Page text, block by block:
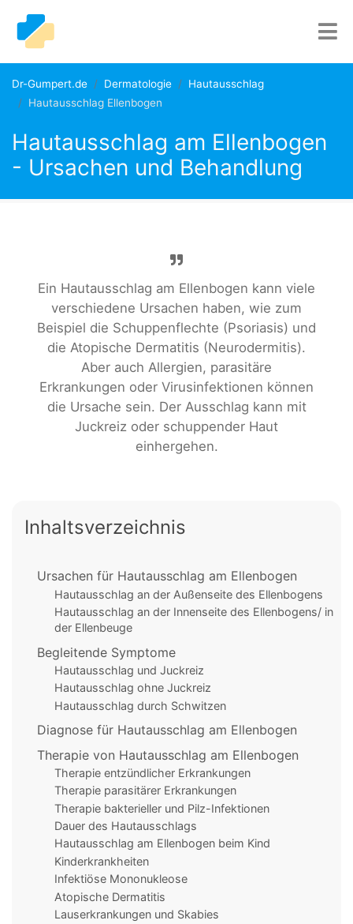
Dr-Gumpert.de Dermatologie
Hautausschlag
Hautausschlag Ellenbogen
Hautausschlag am Ellenbogen
- Ursachen und Behandlung
Ein Hautausschlag am Ellenbogen kann viele
verschiedene Ursachen haben, wie zum
Beispiel die Schuppenflechte (Psoriasis) und
die Atopische Dermatitis (Neurodermitis).
Aber auch Allergien, parasitäre
Erkrankungen oder Virusinfektionen können
die Ursache sein. Der Ausschlag kann mit
Juckreiz oder schuppender Haut
einhergehen.
Inhaltsverzeichnis
Ursachen für Hautausschlag am Ellenbogen
Hautausschlag an der Außenseite des Ellenbogens
Hautausschlag an der Innenseite des Ellenbogens/ in
der Ellenbeuge
Begleitende Symptome
Hautausschlag und Juckreiz
Hautausschlag ohne Juckreiz
Hautausschlag durch Schwitzen
Diagnose für Hautausschlag am Ellenbogen
Therapie von Hautausschlag am Ellenbogen
Therapie entzündlicher Erkrankungen
Therapie parasitärer Erkrankungen
Therapie bakterieller und Pilz-Infektionen
Dauer des Hautausschlags
Hautausschlag am Ellenbogen beim Kind
Kinderkrankheiten
Infektiöse Mononukleose
Atopische Dermatitis
Lauserkrankungen und Skabies